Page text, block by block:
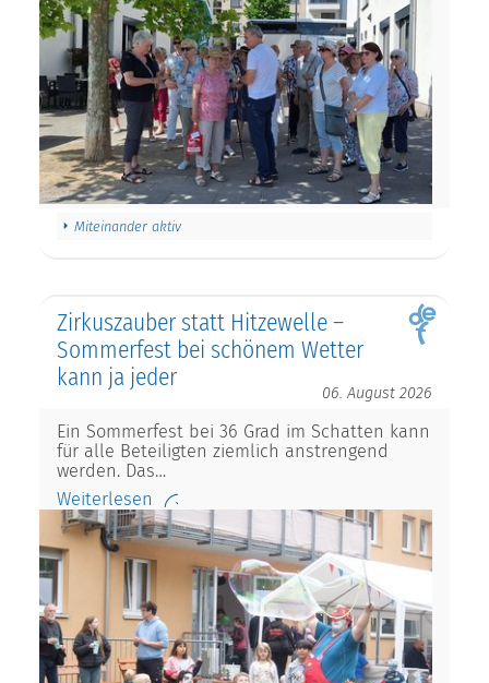
Miteinander aktiv
Zirkuszauber statt Hitzewelle –
Sommerfest bei schönem Wetter
kann ja jeder
06. August 2026
Ein Sommerfest bei 36 Grad im Schatten kann
für alle Beteiligten ziemlich anstrengend
werden. Das…
Weiterlesen